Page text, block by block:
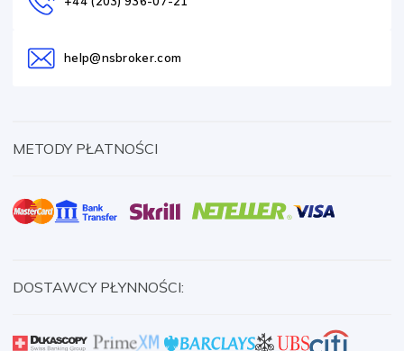
help@nsbroker.com
METODY PŁATNOŚCI
DOSTAWCY PŁYNNOŚCI: